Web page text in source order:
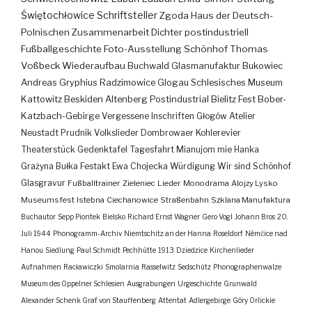
Świętochłowice SchriftstellerZgoda Haus der Deutsch-
Polnischen ZusammenarbeitDichterpostindustriell
Fußballgeschichte Foto-AusstellungSchönhofThomas
VoßbeckWiederaufbau Buchwald Glasmanufaktur Bukowiec
Andreas Gryphius Radzimowice Glogau Schlesisches Museum
Kattowitz Beskiden Altenberg Postindustrial Bielitz Fest Bober-
Katzbach-Gebirge Vergessene Inschriften Głogów Atelier
Neustadt Prudnik Volkslieder Dombrowaer Kohlerevier
Theaterstück Gedenktafel Tagesfahrt Mianujom mie Hanka
Grażyna Bułka Festakt Ewa Chojecka Würdigung Wir sind Schönhof
Glasgravur Fußballtrainer Zieleniec Lieder Monodrama Alojzy Lysko
Museumsfest Istebna Ciechanowice Straßenbahn Szklana Manufaktura
Buchautor Sepp Piontek Bielsko Richard Ernst Wagner Gero Vogl Johann Bros 20.
Juli 1944 Phonogramm-Archiv Niemtschitz an der Hanna Roseldorf Némčice nad
Hanou Siedlung Paul Schmidt Pechhütte 1913 Dziedzice Kirchenlieder
Aufnahmen Racławiczki Smolarnia Rasselwitz Sedschütz Phonographenwalze
Museum des Oppelner Schlesien Ausgrabungen Urgeschichte Grunwald
Alexander Schenk Graf von Stauffenberg Attentat Adlergebirge Góry Orlickie